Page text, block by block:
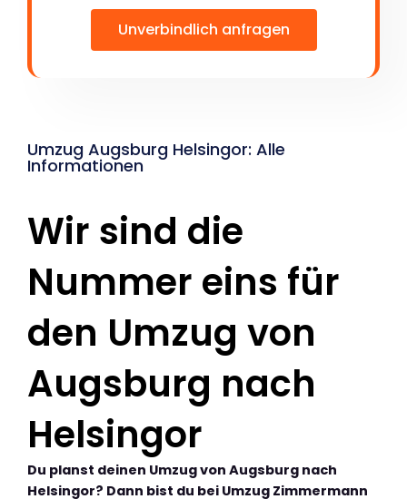
Unverbindlich anfragen
Umzug Augsburg Helsingor: Alle
Informationen
Wir sind die
Nummer eins für
den Umzug von
Augsburg nach
Helsingor
Du planst deinen Umzug von Augsburg nach
Helsingor? Dann bist du bei Umzug Zimmermann